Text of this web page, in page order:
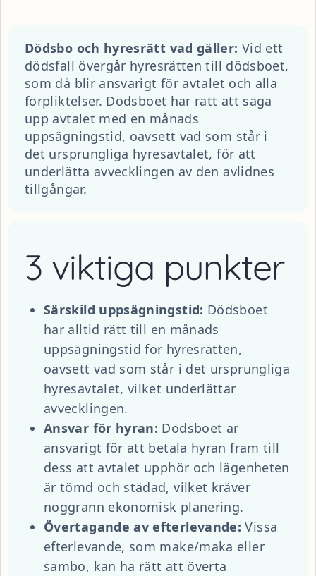
Dödsbo och hyresrätt vad gäller: Vid ett
dödsfall övergår hyresrätten till dödsboet,
som då blir ansvarigt för avtalet och alla
förpliktelser. Dödsboet har rätt att säga
upp avtalet med en månads
uppsägningstid, oavsett vad som står i
det ursprungliga hyresavtalet, för att
underlätta avvecklingen av den avlidnes
tillgångar.
3 viktiga punkter
Särskild uppsägningstid: Dödsboet
har alltid rätt till en månads
uppsägningstid för hyresrätten,
oavsett vad som står i det ursprungliga
hyresavtalet, vilket underlättar
avvecklingen.
Ansvar för hyran: Dödsboet är
ansvarigt för att betala hyran fram till
dess att avtalet upphör och lägenheten
är tömd och städad, vilket kräver
noggrann ekonomisk planering.
Övertagande av efterlevande: Vissa
efterlevande, som make/maka eller
sambo, kan ha rätt att överta